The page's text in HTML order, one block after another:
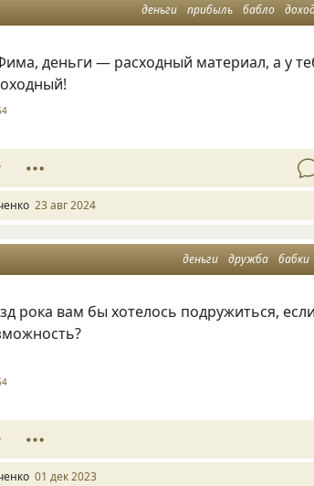
деньги прибыль бабло
деньги — расходный материал, а у
23 авг 2024
деньги дружба бабки
рока вам бы хотелось подружиться,
01 дек 2023